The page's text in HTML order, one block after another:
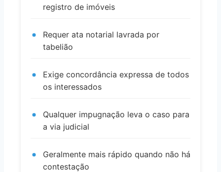
registro de imóveis
Requer ata notarial lavrada por
tabelião
Exige concordância expressa de todos
os interessados
Qualquer impugnação leva o caso para
a via judicial
Geralmente mais rápido quando não há
contestação